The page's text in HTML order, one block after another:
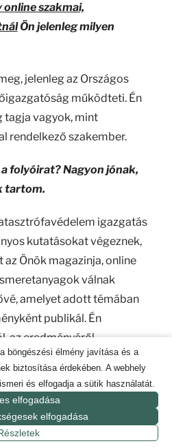
online szakmai,
Ön jelenleg milyen
jelenleg az Országos
működteti. Én
tagja vagyok, mint
rendelkező szakember.
folyóirat? Nagyon jónak,
tartom.
igazgatás
kutatásokat végeznek,
Önök magazinja, online
válnak
amelyet adott témában
publikál. Én
az eredményéről,
kutattam.
le legyenek írva,
generáció számára is
több száma jelenik
az egyik tudományos
böngészési élmény javítása és a
biztosítása érdekében. A webhely
és elfogadja a sütik használatát.
elfogadása
elfogadása